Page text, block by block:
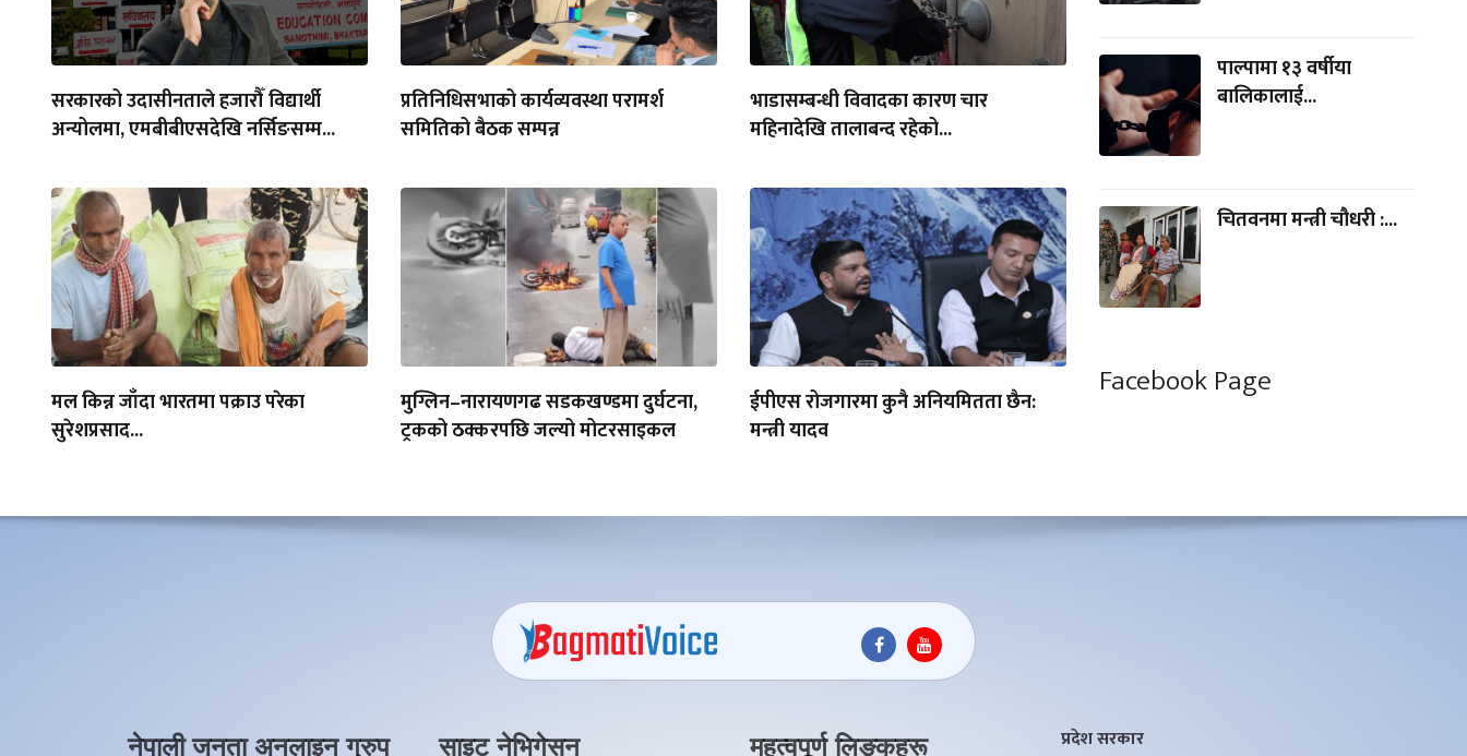
सरकारको उदासीनताले हजारौँ विद्यार्थी
अन्योलमा, एमबीबीएसदेखि नर्सिङसम्म...
प्रतिनिधिसभाको कार्यव्यवस्था परामर्श
समितिको बैठक सम्पन्न
भाडासम्बन्धी विवादका कारण चार
महिनादेखि तालाबन्द रहेको...
मल किन्न जाँदा भारतमा पक्राउ परेका
सुरेशप्रसाद...
मुग्लिन–नारायणगढ सडकखण्डमा दुर्घटना,
ट्रकको ठक्करपछि जल्यो मोटरसाइकल
ईपीएस रोजगारमा कुनै अनियमितता छैन:
मन्त्री यादव
पाल्पामा १३ वर्षीया
बालिकालाई...
चितवनमा मन्त्री चौधरी :...
Facebook Page
नेपाली जनता अनलाइन ग्रुप साइट नेभिगेसन महत्वपूर्ण लिङ्कहरू
प्रदेश सरकार